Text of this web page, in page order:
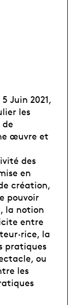
Juin 2021,
les
œuvre et
des
en
création,
pouvoir
la notion
entre
la
pratiques
ou
les